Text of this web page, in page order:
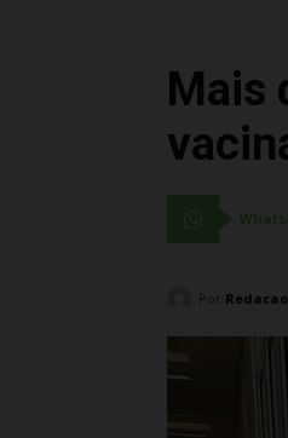
Mais
Por Redacao